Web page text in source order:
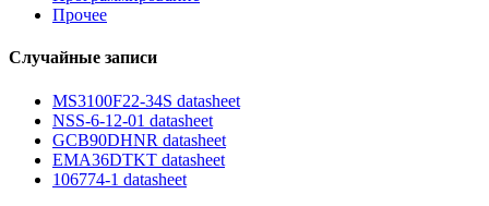
Прочее
Случайные записи
MS3100F22-34S datasheet
NSS-6-12-01 datasheet
GCB90DHNR datasheet
EMA36DTKT datasheet
106774-1 datasheet